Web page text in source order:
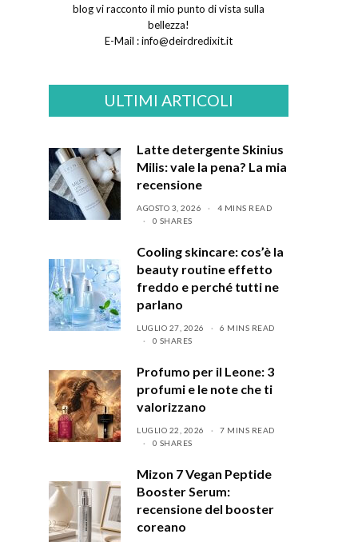
blog vi racconto il mio punto di vista sulla
bellezza!
E-Mail :info@deirdredixit.it
ULTIMI ARTICOLI
Latte detergente Skinius
Milis: vale la pena? La mia
recensione
AGOSTO 3, 2026
4 MINS READ
0 SHARES
Cooling skincare: cos’è la
beauty routine effetto
freddo e perché tutti ne
parlano
LUGLIO 27, 2026
6 MINS READ
0 SHARES
Profumo per il Leone: 3
profumi e le note che ti
valorizzano
LUGLIO 22, 2026
7 MINS READ
0 SHARES
Mizon 7 Vegan Peptide
Booster Serum:
recensione del booster
coreano